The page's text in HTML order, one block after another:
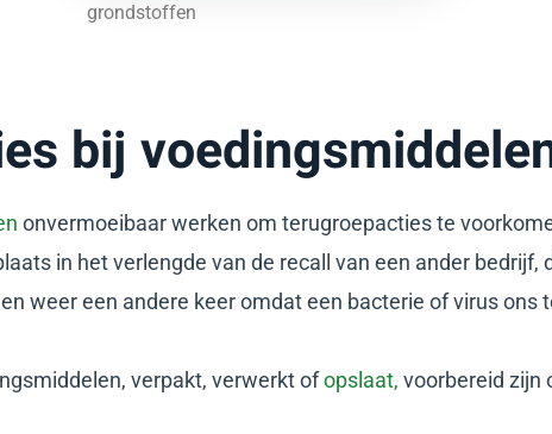
grondstoffen
bij
onvermoeibaar werken om terugroepacties te
in het verlengde van de recall van een ander bedrijf,
weer een andere keer omdat een bacterie of virus ons
verpakt, verwerkt ofopslaat, voorbereid zijn